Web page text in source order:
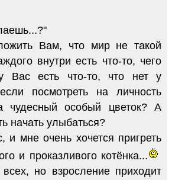
Вам, что мир не такой
внутри есть что-то, чего
есть что-то, что нет у
посмотреть на личность
чудесный особый цветок? А
начать улыбаться?
и мне очень хочется пригреть
и проказливого котёнка...
но взросление приходит